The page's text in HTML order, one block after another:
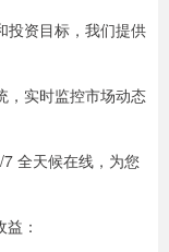
投资目标，我们提供
，实时监控市场动态
全天候在线，为您
：